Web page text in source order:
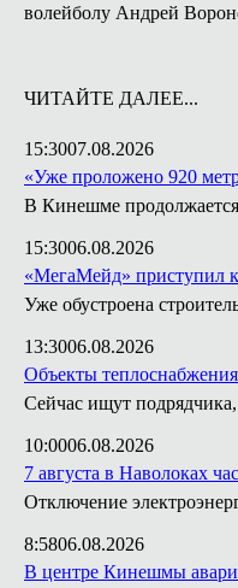
волейболу Андрей
ЧИТАЙТЕ ДАЛЕЕ...
15:3007.08.2026
«Уже проложено 920
В Кинешме продолжается
15:3006.08.2026
«МегаМейд» приступил
Уже обустроена
13:3006.08.2026
Объекты
Сейчас ищут
10:0006.08.2026
7 августа в Наволоках
Отключение
8:5806.08.2026
В центре Кинешмы